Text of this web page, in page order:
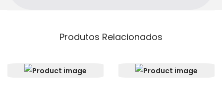
Produtos Relacionados